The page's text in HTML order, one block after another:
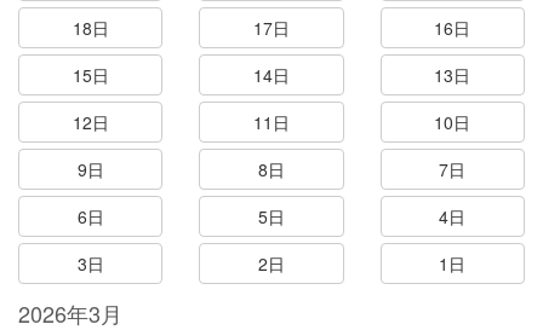
18日
17日
16日
15日
14日
13日
12日
11日
10日
9日
8日
7日
6日
5日
4日
3日
2日 1日
2026年3月